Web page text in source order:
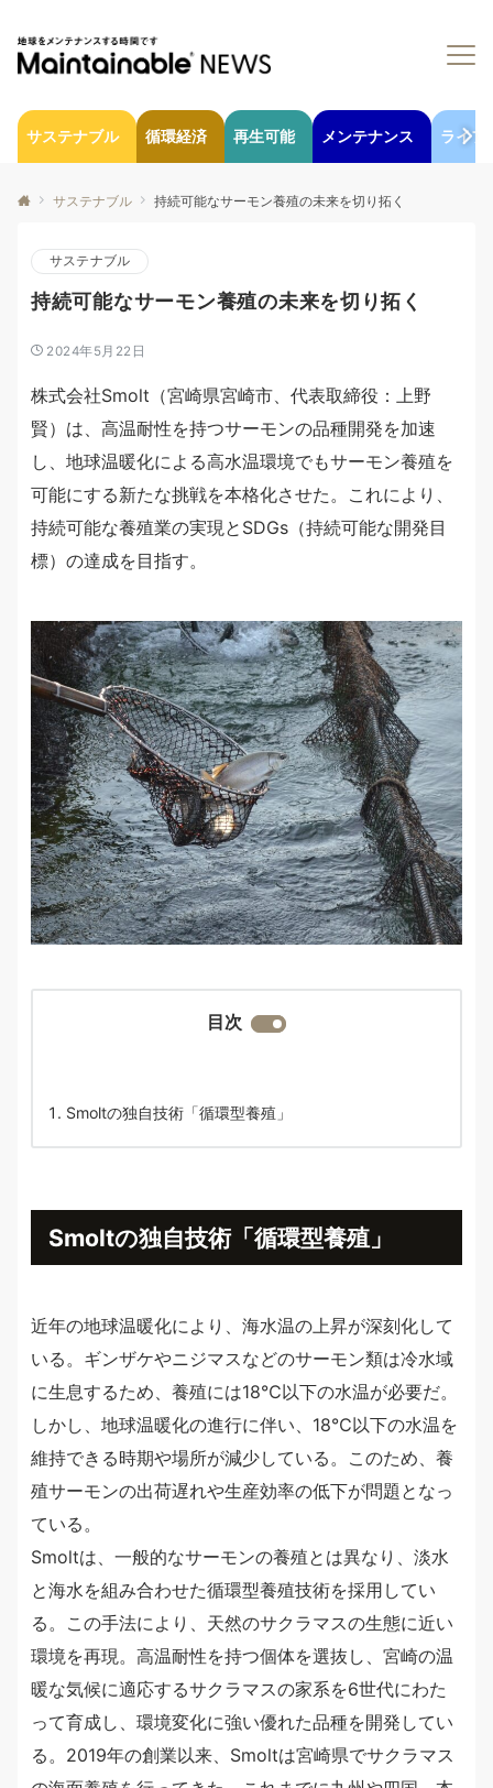
サステナブル 循環経済 再生可能 メンテナンス ライフ
サステナブル 持続可能なサーモン養殖の未来を切り拓く
サステナブル
持続可能なサーモン養殖の未来を切り拓く
2024年5月22日
株式会社Smolt（宮崎県宮崎市、代表取締役：上野
賢）は、高温耐性を持つサーモンの品種開発を加速
し、地球温暖化による高水温環境でもサーモン養殖を
可能にする新たな挑戦を本格化させた。これにより、
持続可能な養殖業の実現とSDGs（持続可能な開発目
標）の達成を目指す。
目次
Smoltの独自技術「循環型養殖」
Smoltの独自技術「循環型養殖」
近年の地球温暖化により、海水温の上昇が深刻化して
いる。ギンザケやニジマスなどのサーモン類は冷水域
に生息するため、養殖には18℃以下の水温が必要だ。
しかし、地球温暖化の進行に伴い、18℃以下の水温を
維持できる時期や場所が減少している。このため、養
殖サーモンの出荷遅れや生産効率の低下が問題となっ
ている。
Smoltは、一般的なサーモンの養殖とは異なり、淡水
と海水を組み合わせた循環型養殖技術を採用してい
る。この手法により、天然のサクラマスの生態に近い
環境を再現。高温耐性を持つ個体を選抜し、宮崎の温
暖な気候に適応するサクラマスの家系を6世代にわた
って育成し、環境変化に強い優れた品種を開発してい
る。2019年の創業以来、Smoltは宮崎県でサクラマス